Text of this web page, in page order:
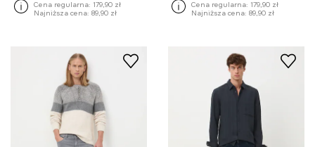
Cena regularna: 179,90 zł
Najniższa cena: 89,90 zł
Cena regularna: 179,90 zł
Najniższa cena: 89,90 zł